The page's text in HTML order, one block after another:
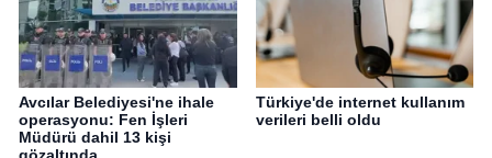
Avcılar Belediyesi'ne ihale
operasyonu: Fen İşleri
Müdürü dahil 13 kişi
gözaltında
Türkiye'de internet kullanım
verileri belli oldu